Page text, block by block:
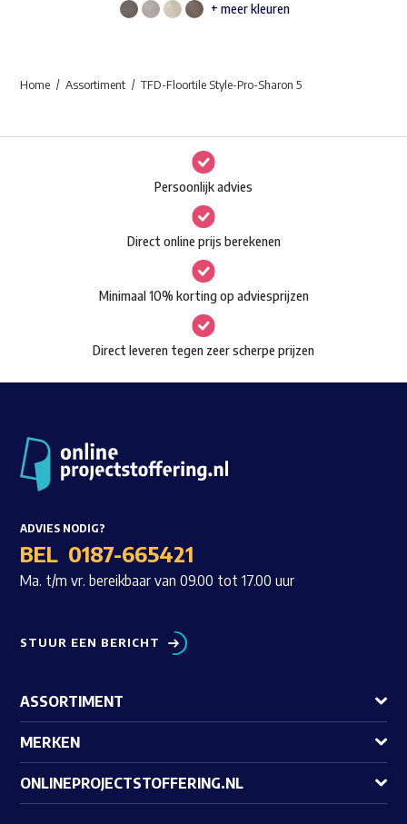
Waar ben je naar op zoek?
Dit
meerdere
Deze
optie
kan
gekozen
worden
op
de
productpagina
+ meer kleuren
Home Assortiment TFD-Floortile Style-Pro-Sharon 5
Persoonlijk advies
Direct online prijs berekenen
Minimaal 10% korting op adviesprijzen
Direct leveren tegen zeer scherpe prijzen
ADVIES NODIG?
BEL 0187-665421
Ma. t/m vr. bereikbaar van 09.00 tot 17.00 uur
STUUR EEN BERICHT
ASSORTIMENT
MERKEN
ONLINEPROJECTSTOFFERING.NL